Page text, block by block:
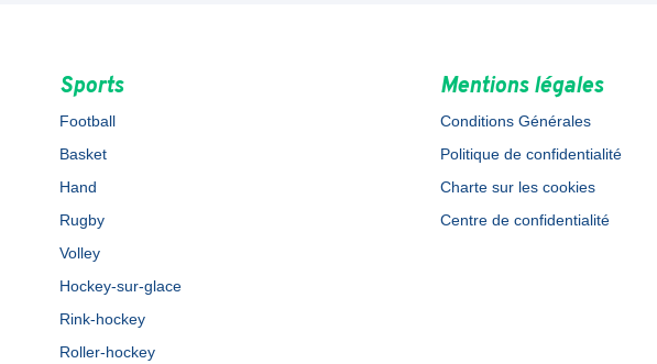
Sports
Football
Basket
Hand
Rugby
Volley
Hockey-sur-glace
Rink-hockey
Roller-hockey
Mentions légales
Conditions Générales
Politique de confidentialité
Charte sur les cookies
Centre de confidentialité